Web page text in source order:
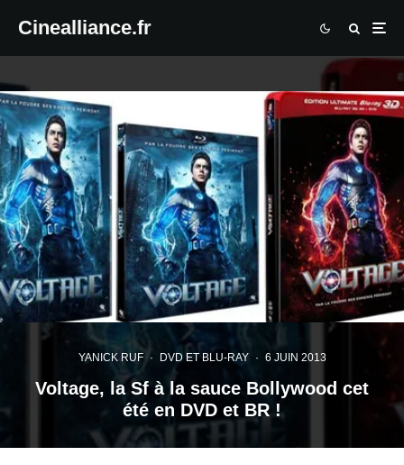
Cinealliance.fr
YANICK RUF · DVD ET BLU-RAY · 6 JUIN 2013
Voltage, la Sf à la sauce Bollywood cet
été en DVD et BR !